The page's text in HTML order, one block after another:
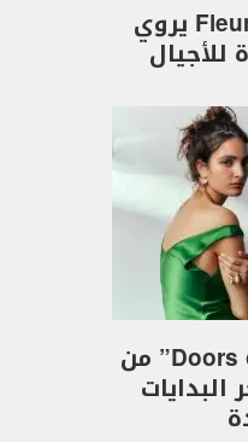
خاتم Fleurs De Lys يروي
“Doors of Opportunity” من